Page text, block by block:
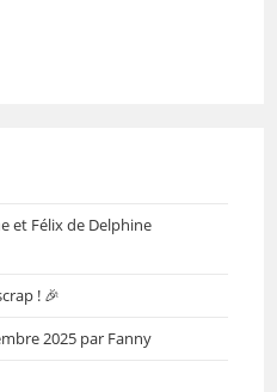
et Félix de Delphine
! 🎉
2025 par Fanny